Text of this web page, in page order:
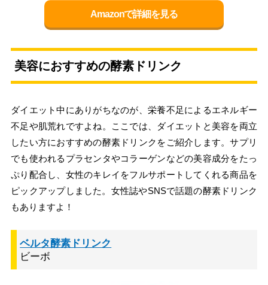
Amazonで詳細を見る
美容におすすめの酵素ドリンク
ダイエット中にありがちなのが、栄養不足によるエネルギー
不足や肌荒れですよね。ここでは、ダイエットと美容を両立
したい方におすすめの酵素ドリンクをご紹介します。サプリ
でも使われるプラセンタやコラーゲンなどの美容成分をたっ
ぷり配合し、女性のキレイをフルサポートしてくれる商品を
ピックアップしました。女性誌やSNSで話題の酵素ドリンク
もありますよ！
ベルタ酵素ドリンク
ビーボ